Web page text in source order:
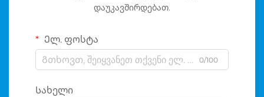
დაუკავშირდებათ.
Ელ. ფოსტა
0/100
Სახელი